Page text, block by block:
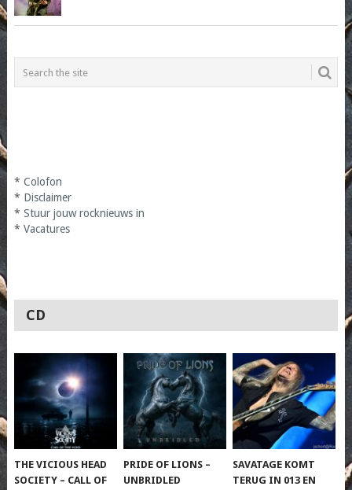
* Colofon
* Disclaimer
* Stuur jouw rocknieuws in
* Vacatures
CD
THE VICIOUS HEAD
SOCIETY – CALL OF
PRIDE OF LIONS –
UNBRIDLED
SAVATAGE KOMT
TERUG IN 013 EN